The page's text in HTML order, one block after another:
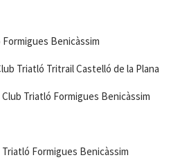
Formigues Benicàssim
Triatló Tritrail Castelló de la Plana
Triatló Formigues Benicàssim
Triatló Formigues Benicàssim